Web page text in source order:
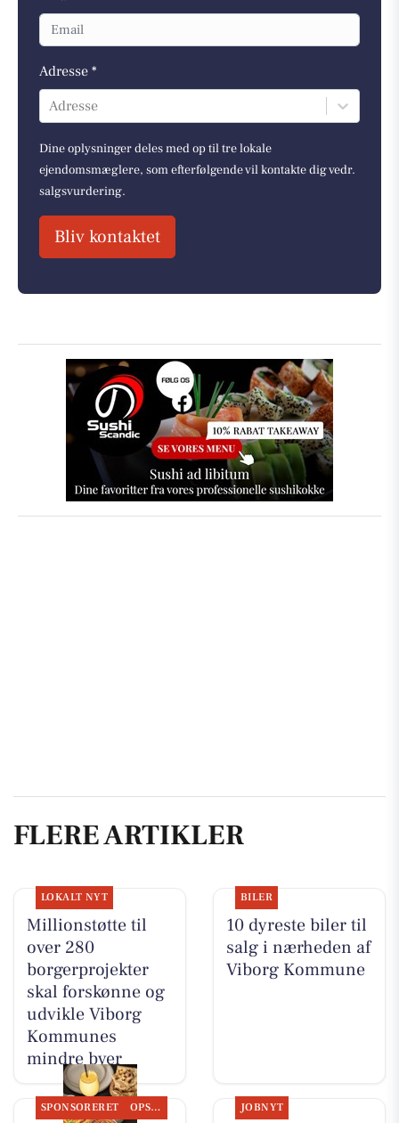
Adresse *
Adresse
Dine oplysninger deles med op til tre lokale
ejendomsmæglere, som efterfølgende vil kontakte dig vedr.
salgsvurdering.
Bliv kontaktet
FLERE ARTIKLER
LOKALT NYT
Millionstøtte til
over 280
borgerprojekter
skal forskønne og
udvikle Viborg
Kommunes
mindre byer
BILER
10 dyreste biler til
salg i nærheden af
Viborg Kommune
SPONSORERET OPSLAGSTAVLEN JOBNYT